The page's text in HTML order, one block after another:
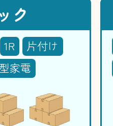
ク
1R
片付け
家電